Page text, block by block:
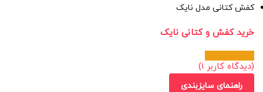
کفش کتانی مدل نایک
خرید کفش و کتانی نایک
(دیدگاه کاربر 1
)
راهنمای سایزبندی